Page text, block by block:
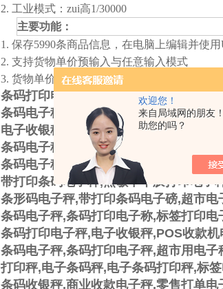
欢迎您！
来自局域网的朋友
助您的吗？
2. 工业模式：zui高1/30000
主要功能：
1. 保存5990条商品信息，在电脑上编辑并使
2. 支持货物单价预输入与任意输入模式
3. 货物单价支持多种打折模式，报表打印
条码打印电子秤,带打印电子计价秤,电子
条码电子秤
条形码电子秤,条码打印电子
电子收银秤
收款机,POS 机,条码电子秤价
条码电子秤
条形码电子秤
条码电子秤
超市用电子秤, 连锁店电子秤,
带打印条码电子秤,热敏不干胶打印电子
条形码电子秤,带打印条码电子磅,超市电
条码电子秤,条码打印电子称,标签打印电
条码打印电子秤,电子收银秤,POS收款机
条码电子秤,条码打印电子秤,超市用电子
打印秤,电子条码秤,电子条码打印秤,标
条码收银秤,商业收款电子秤,零售打单电